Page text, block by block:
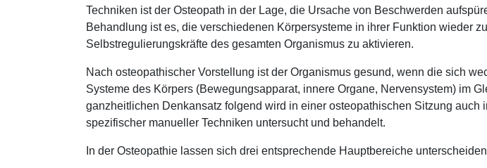
Techniken ist der Osteopath in der Lage, die Ursache von Beschwerden
Behandlung ist es, die verschiedenen Körpersysteme in ihrer Funktion wieder
Selbstregulierungskräfte des gesamten Organismus zu aktivieren.
Nach osteopathischer Vorstellung ist der Organismus gesund, wenn die sich
Systeme des Körpers (Bewegungsapparat, innere Organe, Nervensystem) im
ganzheitlichen Denkansatz folgend wird in einer osteopathischen Sitzung auch
spezifischer manueller Techniken untersucht und behandelt.
In der Osteopathie lassen sich drei entsprechende Hauptbereiche